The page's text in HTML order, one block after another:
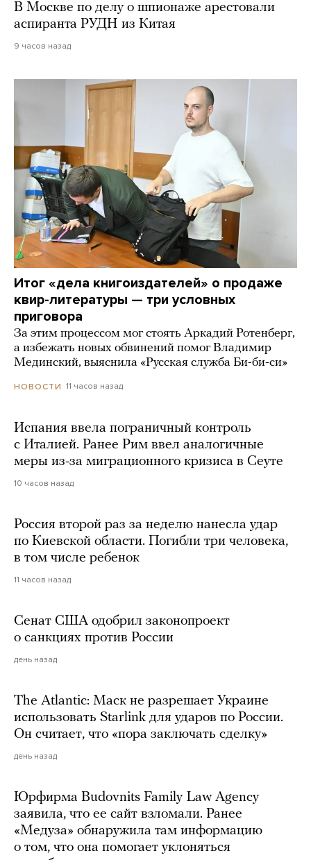
В Москве по делу о шпионаже арестовали
аспиранта РУДН из Китая
9 часов назад
Итог «дела книгоиздателей» о продаже
квир-литературы — три условных
приговора
За этим процессом мог стоять Аркадий Ротенберг,
а избежать новых обвинений помог Владимир
Мединский, выяснила «Русская служба Би-би-си»
НОВОСТИ 11 часов назад
Испания ввела пограничный контроль
с Италией. Ранее Рим ввел аналогичные
меры из-за миграционного кризиса в Сеуте
10 часов назад
Россия второй раз за неделю нанесла удар
по Киевской области. Погибли три человека,
в том числе ребенок
11 часов назад
Сенат США одобрил законопроект
о санкциях против России
день назад
The Atlantic: Маск не разрешает Украине
использовать Starlink для ударов по России.
Он считает, что «пора заключать сделку»
день назад
Юрфирма Budovnits Family Law Agency
заявила, что ее сайт взломали. Ранее
«Медуза» обнаружила там информацию
о том, что она помогает уклоняться